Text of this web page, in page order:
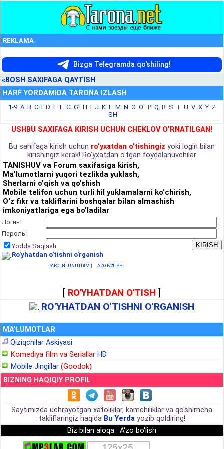
REKLAMA
Bizga Telegramda qo'shiling!
«BOSH SAXIFAGA QAYTISH
HARF YORDAMIDA TARONA IZLASH
1-9 A B CH D E F G G' H I J K L M N O O' P Q R S T U V X Y Z
SH
USHBU SAXIFAGA KIRISH UCHUN CHEKLOV O'RNATILGAN!
Bu sahifaga kirish uchun ro'yxatdan o'tishingiz yoki login bilan
kirishingiz kerak! Ro'yxatdan o'tgan foydalanuvchilar
TANISHUV va Forum saxifasiga kirish,
Ma'lumotlarni yuqori tezlikda yuklash,
Sherlarni o'qish va qo'shish
Mobile telifon uchun turli hil yuklamalarni ko'chirish,
O'z fikr va takliflarini boshqalar bilan almashish
imkoniyatlariga ega bo'ladilar
Логин:
Пароль:
Yodda Saqlash
Ro'yhatdan o'tishni o'rganish
PAROLNI UNUTDIM | A'ZO BO'LISH
[ RO'YHATDAN O'TISH ]
RO'YHATDAN O'TISHNI O'RGANISH
MA'LUMOTLAR
Qiziqchilar Askiyasi
Komediya film va Seriallar HD
Mobile Jingillar (Goodok)
BIZNING HAQIQIY PROFIL
Saytimizda uchrayotgan xatoliklar, kamchiliklar va qo'shimcha
takliflaringiz haqida Bu Yerdayozib qoldiring!
Biz bilan aloqa
A'zo bo'lish